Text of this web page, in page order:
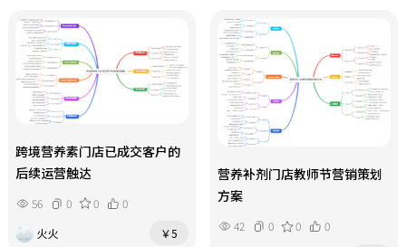
跨境营养素门店已成交客户的
后续运营触达
56 0 0
0
火火
￥5
营养补剂门店教师节营销策划
方案
42 0 0
0